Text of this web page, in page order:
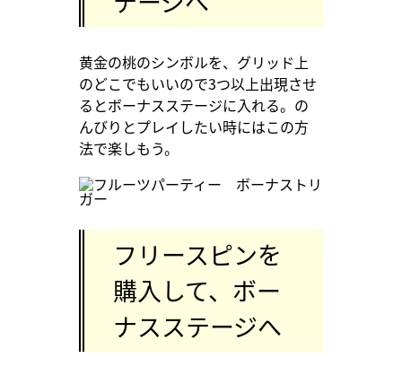
黄金の桃のシンボルを、グリッド上
のどこでもいいので3つ以上出現させ
るとボーナスステージに入れる。の
んびりとプレイしたい時にはこの方
法で楽しもう。
フリースピンを
購入して、ボー
ナスステージへ